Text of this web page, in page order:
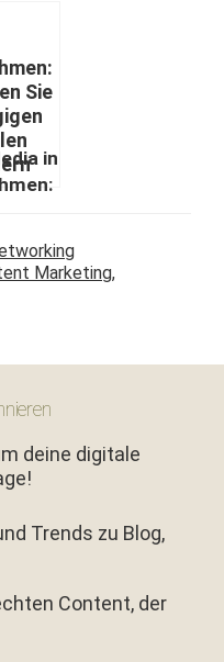
in
Marketing,
deine digitale
Trends zu Blog,
Content, der